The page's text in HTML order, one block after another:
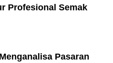
Profesional Semak
Pasaran